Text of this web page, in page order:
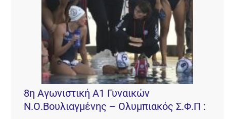
8η Αγωνιστική Α1 Γυναικών
Ν.Ο.Βουλιαγμένης – Ολυμπιακός Σ.Φ.Π :